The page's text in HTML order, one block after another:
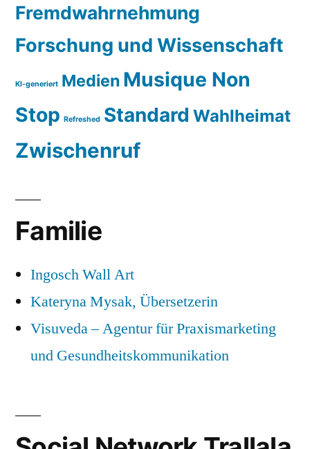
Fremdwahrnehmung
Forschung und Wissenschaft
KI-generiert Medien Musique Non
Stop Refreshed Standard Wahlheimat
Zwischenruf
Familie
Ingosch Wall Art
Kateryna Mysak, Übersetzerin
Visuveda – Agentur für Praxismarketing
und Gesundheitskommunikation